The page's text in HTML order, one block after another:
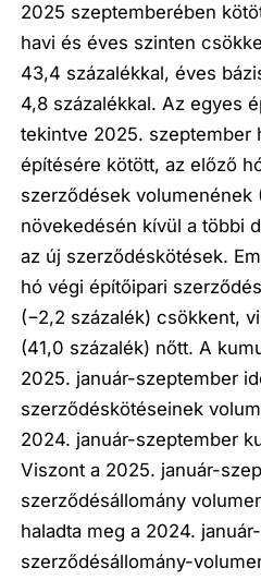
2025 szeptemberében
havi és éves szinten
43,4 százalékkal, éves
4,8 százalékkal. Az egyes
tekintve 2025. szeptember
építésére kötött, az előző
szerződések volumenének
növekedésén kívül a többi
az új szerződéskötések.
hó végi építőipari
(−2,2 százalék) csökkent,
(41,0 százalék) nőtt. A
2025. január-szeptember
szerződéskötéseinek
2024. január-szeptember
Viszont a 2025. január-
szerződésállomány
haladta meg a 2024.
szerződésállomány-